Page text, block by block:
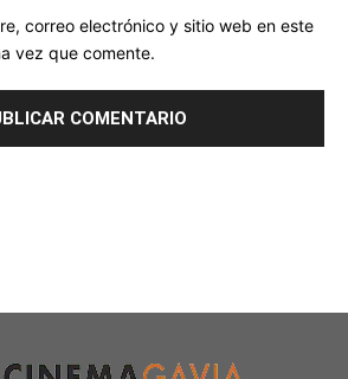
correo electrónico y sitio web en este
vez que comente.